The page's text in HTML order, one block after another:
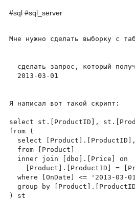
#sql #sql_server
Мне нужно сделать выборку с
сделать запрос, который
  2013-03-01
Я написал вот такой скрипт:
select st.[ProductID],
from (
select
  from [Product]
  inner join [dbo].[Price] on
[Product].[ProductID] =
where [OnDate] <= '2013-03-
group by
) st